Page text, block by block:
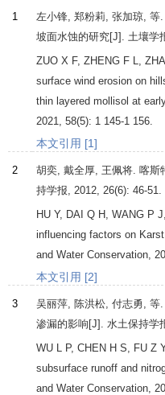
1
左小锋, 郑粉莉, 张加琼, 等
坡面水蚀的研究[J]. 土壤学
ZUO X F, ZHENG F L
surface wind erosion on
thin layered mollisol at
2021
58(5): 1 145-1 156.
本文引用 [1]
2 胡奕, 戴全厚, 王佩将. 喀斯
持学报
2012 26(6): 46-51.
HU Y, DAI Q H WANG P J
influencing factors on
and Water Conservation
本文引用 [2]
3
吴丽萍, 陈洪松, 付志勇, 等
渗漏的影响[J]. 水土保持学
WU L P, CHEN H S FU Z Y
subsurface runoff and
and Water Conservation